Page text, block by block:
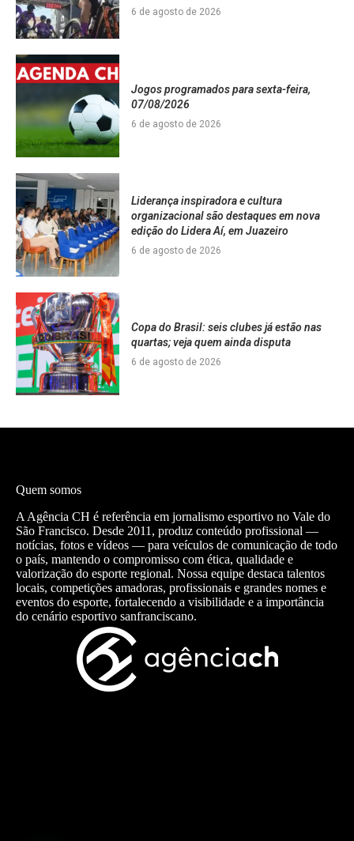
6 de agosto de 2026
Jogos programados para sexta-feira,
07/08/2026
6 de agosto de 2026
Liderança inspiradora e cultura
organizacional são destaques em nova
edição do Lidera Aí, em Juazeiro
6 de agosto de 2026
Copa do Brasil: seis clubes já estão nas
quartas; veja quem ainda disputa
6 de agosto de 2026
Quem somos
A Agência CH é referência em jornalismo esportivo no Vale do
São Francisco. Desde 2011, produz conteúdo profissional —
notícias, fotos e vídeos — para veículos de comunicação de todo
o país, mantendo o compromisso com ética, qualidade e
valorização do esporte regional. Nossa equipe destaca talentos
locais, competições amadoras, profissionais e grandes nomes e
eventos do esporte, fortalecendo a visibilidade e a importância
do cenário esportivo sanfranciscano.